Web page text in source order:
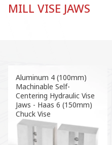
MILL VISE JAWS
Aluminum 4 (100mm)
Machinable Self-
Centering Hydraulic Vise
Jaws - Haas 6 (150mm)
Chuck Vise